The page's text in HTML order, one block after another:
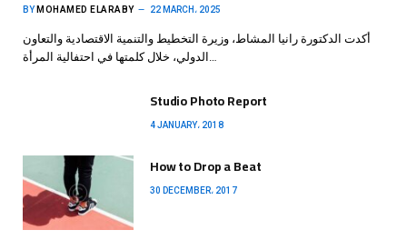
BY MOHAMED ELARABY 22 MARCH، 2025
أكدت الدكتورة رانيا المشاط، وزيرة التخطيط والتنمية الاقتصادية والتعاون
الدولي، خلال كلمتها في احتفالية المرأة…
Studio Photo Report
4 JANUARY، 2018
How to Drop a Beat
30 DECEMBER، 2017